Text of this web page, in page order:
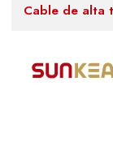
Cable de alta